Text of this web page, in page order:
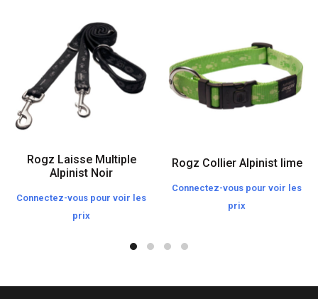
Rogz Laisse Multiple
Alpinist Noir
Connectez-vous pour voir les
prix
Rogz Collier Alpinist lime
Connectez-vous pour voir les
prix